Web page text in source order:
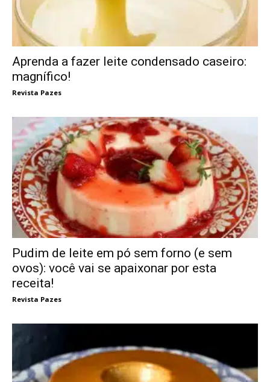
Aprenda a fazer leite condensado caseiro:
magnífico!
Revista Pazes
Pudim de leite em pó sem forno (e sem
ovos): você vai se apaixonar por esta
receita!
Revista Pazes